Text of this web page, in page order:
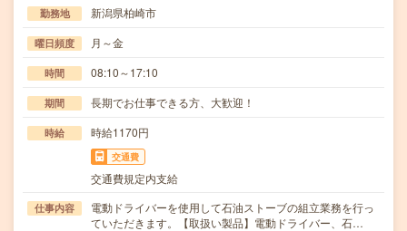
勤務地 新潟県柏崎市
曜日頻度 月～金
時間 08:10～17:10
期間 長期でお仕事できる方、大歓迎！
時給 時給1170円
交通費
交通費規定内支給
仕事内容
電動ドライバーを使用して石油ストーブの組立業務を行っ
ていただきます。【取扱い製品】電動ドライバー、石…